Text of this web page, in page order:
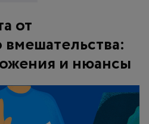
от
и нюансы